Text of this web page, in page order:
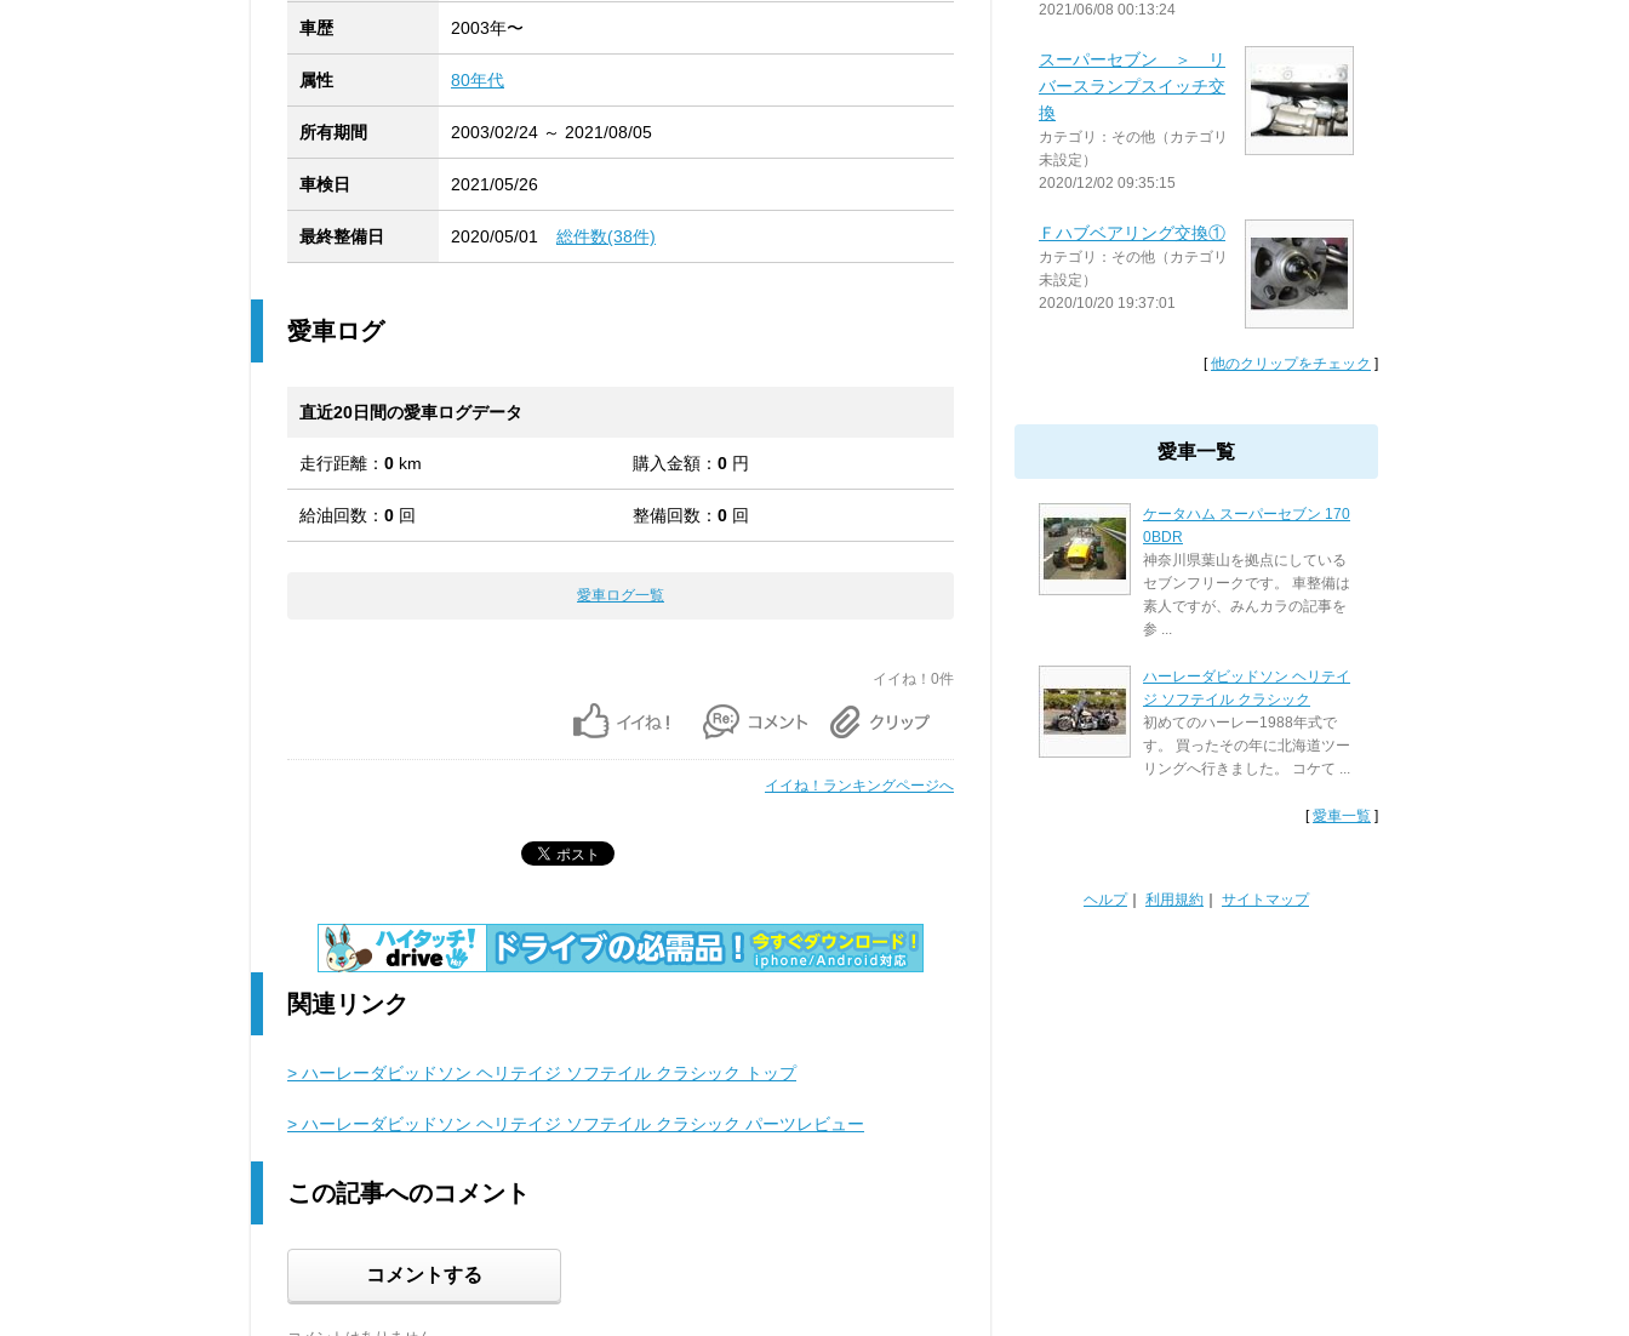
車歴 2003年〜
属性 80年代
所有期間 2003/02/24 ～ 2021/08/05
車検日 2021/05/26
最終整備日 2020/05/01 総件数(38件)
愛車ログ
直近20日間の愛車ログデータ
走行距離： 0 km 購入金額： 0 円
給油回数： 0 回 整備回数： 0 回
愛車ログ一覧
イイね！0件
イイね！ランキングページへ
関連リンク
> ハーレーダビッドソン ヘリテイジ ソフテイル クラシック トップ
> ハーレーダビッドソン ヘリテイジ ソフテイル クラシック パーツレビュー
この記事へのコメント
コメントする
2021/06/08 00:13:24
スーパーセブン ＞ リ
バースランプスイッチ交
換
カテゴリ：その他（カテゴリ
未設定）
2020/12/02 09:35:15
Ｆハブベアリング交換①
カテゴリ：その他（カテゴリ
未設定）
2020/10/20 19:37:01
[他のクリップをチェック ]
愛車一覧
ケータハム スーパーセブン 170
0BDR
神奈川県葉山を拠点にしている
セブンフリークです。 車整備は
素人ですが、みんカラの記事を
参 ...
ハーレーダビッドソン ヘリテイ
ジ ソフテイル クラシック
初めてのハーレー1988年式で
す。 買ったその年に北海道ツー
リングへ行きました。 コケて ...
[愛車一覧 ]
ヘルプ｜ 利用規約 サイトマップ